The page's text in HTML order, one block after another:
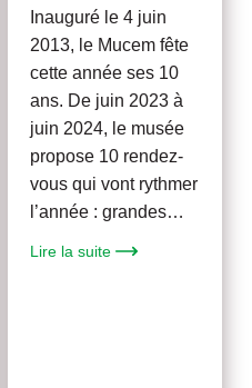
Inauguré le 4 juin
2013, le Mucem fête
cette année ses 10
ans. De juin 2023 à
juin 2024, le musée
propose 10 rendez-
vous qui vont rythmer
l’année : grandes…
Lire la suite